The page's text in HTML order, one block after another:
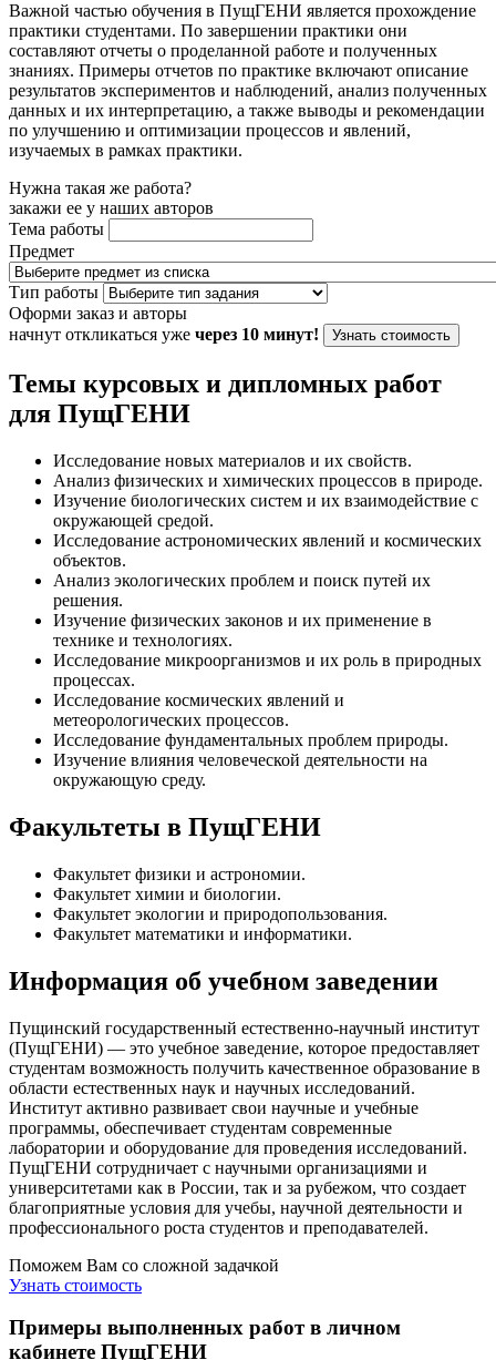
Важной частью обучения в ПущГЕНИ является прохождение
практики студентами. По завершении практики они
составляют отчеты о проделанной работе и полученных
знаниях. Примеры отчетов по практике включают описание
результатов экспериментов и наблюдений, анализ полученных
данных и их интерпретацию, а также выводы и рекомендации
по улучшению и оптимизации процессов и явлений,
изучаемых в рамках практики.
Нужна такая же работа?
закажи ее у наших авторов
Тема работы
Предмет
Тип работы
Оформи заказ и авторы
начнут откликаться уже через 10 минут! Узнать стоимость
Темы курсовых и дипломных работ
для ПущГЕНИ
Исследование новых материалов и их свойств.
Анализ физических и химических процессов в природе.
Изучение биологических систем и их взаимодействие с
окружающей средой.
Исследование астрономических явлений и космических
объектов.
Анализ экологических проблем и поиск путей их
решения.
Изучение физических законов и их применение в
технике и технологиях.
Исследование микроорганизмов и их роль в природных
процессах.
Исследование космических явлений и
метеорологических процессов.
Исследование фундаментальных проблем природы.
Изучение влияния человеческой деятельности на
окружающую среду.
Факультеты в ПущГЕНИ
Факультет физики и астрономии.
Факультет химии и биологии.
Факультет экологии и природопользования.
Факультет математики и информатики.
Информация об учебном заведении
Пущинский государственный естественно-научный институт
(ПущГЕНИ) — это учебное заведение, которое предоставляет
студентам возможность получить качественное образование в
области естественных наук и научных исследований.
Институт активно развивает свои научные и учебные
программы, обеспечивает студентам современные
лаборатории и оборудование для проведения исследований.
ПущГЕНИ сотрудничает с научными организациями и
университетами как в России, так и за рубежом, что создает
благоприятные условия для учебы, научной деятельности и
профессионального роста студентов и преподавателей.
Поможем Вам со сложной задачкой
Узнать стоимость
Примеры выполненных работ в личном
кабинете ПущГЕНИ